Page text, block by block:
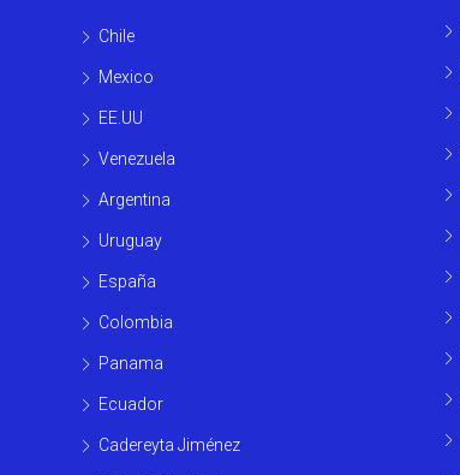
Chile
Mexico
EE.UU
Venezuela
Argentina
Uruguay
España
Colombia
Panama
Ecuador
Cadereyta Jiménez